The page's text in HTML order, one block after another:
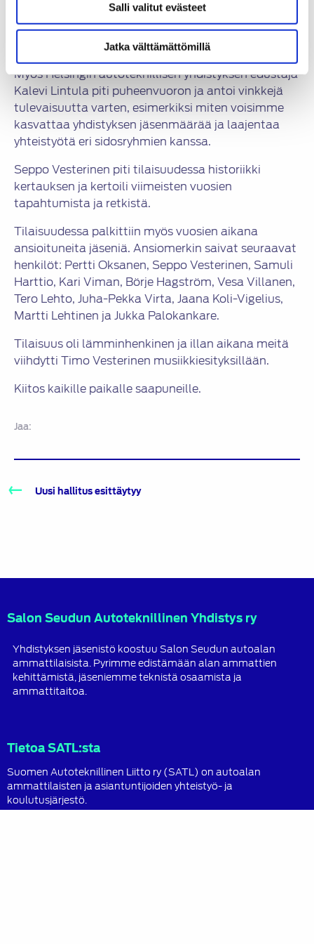
Salli valitut evästeet
Jatka välttämättömillä
Salon kaupungin tervehdyksen meille toi tekninen
johtaja Teemu Virtanen, kiitellen yhdistyksemme
tekemää yhteistyötä kaupungin kanssa.
Myös Helsingin autoteknillisen yhdistyksen edustaja
Kalevi Lintula piti puheenvuoron ja antoi vinkkejä
tulevaisuutta varten, esimerkiksi miten voisimme
kasvattaa yhdistyksen jäsenmäärää ja laajentaa
yhteistyötä eri sidosryhmien kanssa.
Seppo Vesterinen piti tilaisuudessa historiikki
kertauksen ja kertoili viimeisten vuosien
tapahtumista ja retkistä.
Tilaisuudessa palkittiin myös vuosien aikana
ansioituneita jäseniä. Ansiomerkin saivat seuraavat
henkilöt: Pertti Oksanen, Seppo Vesterinen, Samuli
Harttio, Kari Viman, Börje Hagström, Vesa Villanen,
Tero Lehto, Juha-Pekka Virta, Jaana Koli-Vigelius,
Martti Lehtinen ja Jukka Palokankare.
Tilaisuus oli lämminhenkinen ja illan aikana meitä
viihdytti Timo Vesterinen musiikkiesityksillään.
Kiitos kaikille paikalle saapuneille.
Jaa:
Artikkelien
selausUusi hallitus esittäytyy
Salon Seudun Autoteknillinen Yhdistys ry
Yhdistyksen jäsenistö koostuu Salon Seudun autoalan
ammattilaisista. Pyrimme edistämään alan ammattien
kehittämistä, jäseniemme teknistä osaamista ja
ammattitaitoa.
Tietoa SATL:sta
Suomen Autoteknillinen Liitto ry (SATL) on autoalan
ammattilaisten ja asiantuntijoiden yhteistyö- ja
koulutusjärjestö.